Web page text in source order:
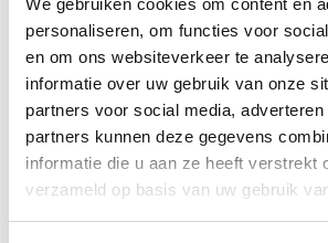
We gebruiken cookies om content en
personaliseren, om functies voor
en om ons websiteverkeer te
informatie over uw gebruik van onze
partners voor social media,
partners kunnen deze gegevens
informatie die u aan ze heeft verstrekt
verzameld op basis van uw gebruik
Air-O-Kit
vulling
SQUASH –
Artikel 54012
€93,00 incl.